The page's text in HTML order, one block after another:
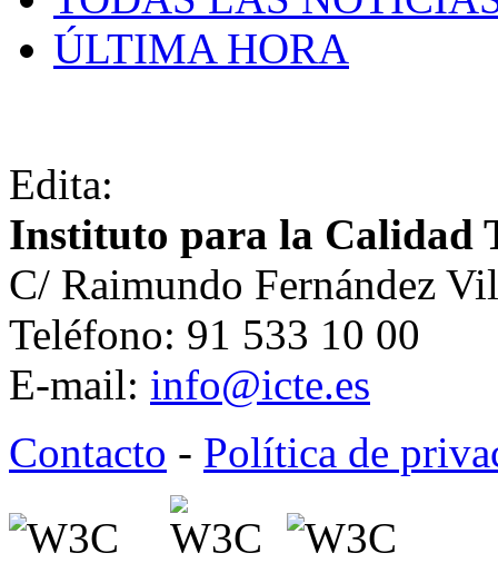
ÚLTIMA HORA
Edita:
Instituto para la Calidad
C/ Raimundo Fernández
Teléfono: 91 533 10 00
E-mail: info@icte.es
Contacto - Política de